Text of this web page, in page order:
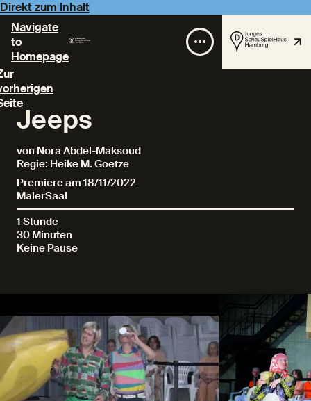
Direkt zum Inhalt
Navigate
to
Homepage
Jeeps
von Nora Abdel-Maksoud
Regie: Heike M. Goetze
Premiere am 18/11/2022
MalerSaal
1 Stunde
30 Minuten
Keine Pause